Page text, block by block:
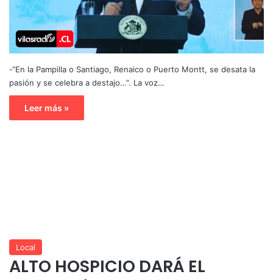
-“En la Pampilla o Santiago, Renaico o Puerto Montt, se desata la
pasión y se celebra a destajo…”. La voz…
Leer más »
Local
ALTO HOSPICIO DARÁ EL